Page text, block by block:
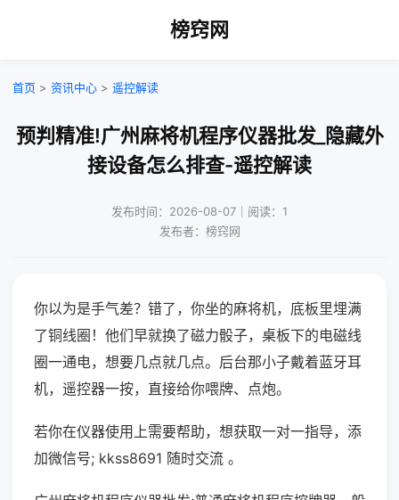
榜窍网
首页 > 资讯中心 > 遥控解读
预判精准!广州麻将机程序仪器批发_隐藏外
接设备怎么排查-遥控解读
发布时间：2026-08-07｜阅读：1
发布者：榜窍网
你以为是手气差？错了，你坐的麻将机，底板里埋满
了铜线圈！他们早就换了磁力骰子，桌板下的电磁线
圈一通电，想要几点就几点。后台那小子戴着蓝牙耳
机，遥控器一按，直接给你喂牌、点炮。
若你在仪器使用上需要帮助，想获取一对一指导，添
加微信号; kkss8691 随时交流 。